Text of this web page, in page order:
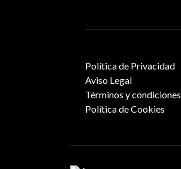
Política de Privacidad
Aviso Legal
Términos y condiciones
Política de Cookies